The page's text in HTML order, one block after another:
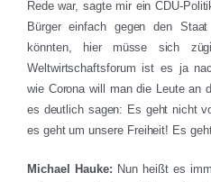
Rede war, sagte mir ein CDU-
Bürger einfach gegen den
könnten, hier müsse sich
Weltwirtschaftsforum ist es ja
wie Corona will man die Leute an
es deutlich sagen: Es geht nicht
es geht um unsere Freiheit! Es
Michael Hauke: Nun heißt es